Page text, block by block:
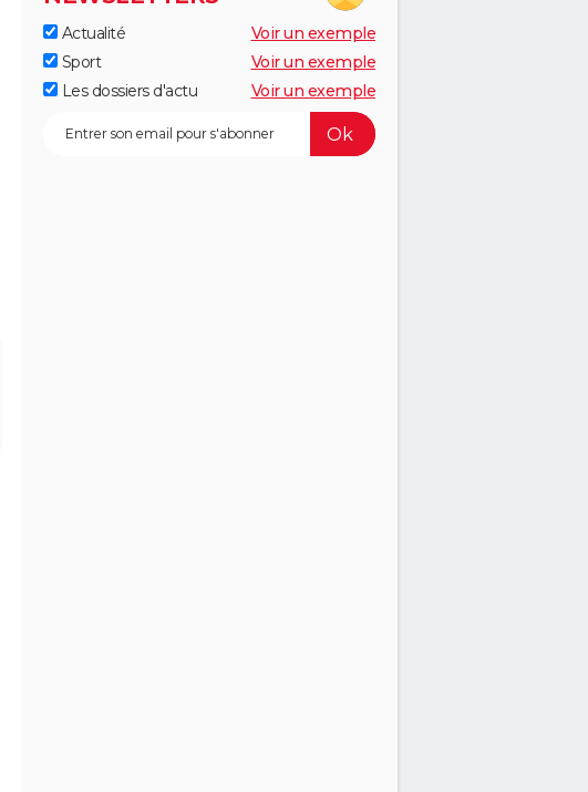
Actualité
Voir un exemple
Sport
Voir un exemple
Les dossiers d'actu
Voir un exemple